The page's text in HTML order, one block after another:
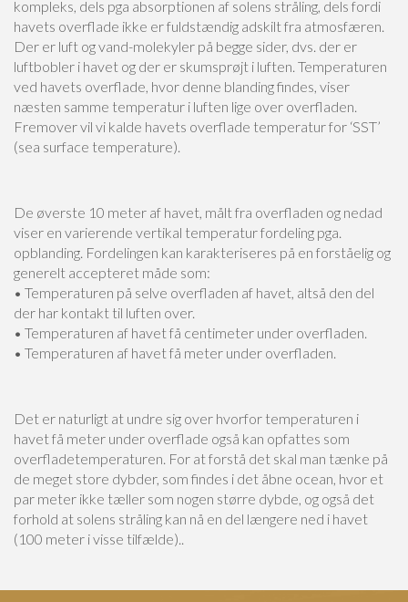
kompleks, dels pga absorptionen af solens stråling, dels fordi
havets overflade ikke er fuldstændig adskilt fra atmosfæren.
Der er luft og vand-molekyler på begge sider, dvs. der er
luftbobler i havet og der er skumsprøjt i luften. Temperaturen
ved havets overflade, hvor denne blanding findes, viser
næsten samme temperatur i luften lige over overfladen.
Fremover vil vi kalde havets overflade temperatur for ‘SST’
(sea surface temperature).
De øverste 10 meter af havet, målt fra overfladen og nedad
viser en varierende vertikal temperatur fordeling pga.
opblanding. Fordelingen kan karakteriseres på en forståelig og
generelt accepteret måde som:
• Temperaturen på selve overfladen af havet, altså den del
der har kontakt til luften over.
• Temperaturen af havet få centimeter under overfladen.
• Temperaturen af havet få meter under overfladen.
Det er naturligt at undre sig over hvorfor temperaturen i
havet få meter under overflade også kan opfattes som
overfladetemperaturen. For at forstå det skal man tænke på
de meget store dybder, som findes i det åbne ocean, hvor et
par meter ikke tæller som nogen større dybde, og også det
forhold at solens stråling kan nå en del længere ned i havet
(100 meter i visse tilfælde)..